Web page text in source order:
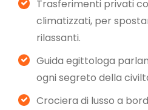
Trasferimenti privati
climatizzati, per
rilassanti.
Guida egittologa
ogni segreto della
Crociera di lusso a